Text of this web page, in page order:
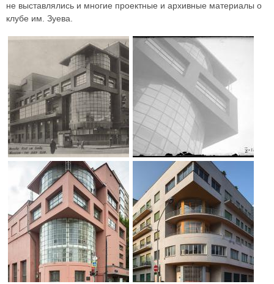
не выставлялись и многие проектные и архивные материалы о
клубе им. Зуева.